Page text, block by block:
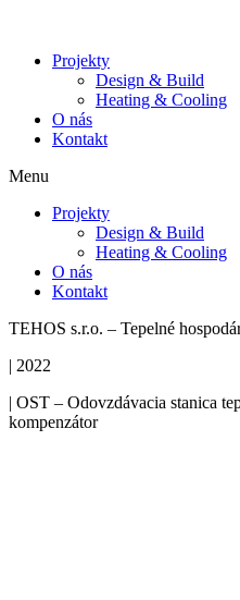
Projekty
Design & Build
Heating & Cooling
O nás
Kontakt
Menu
Projekty
Design & Build
Heating & Cooling
O nás
Kontakt
TEHOS s.r.o. – Tepelné
| 2022
| OST – Odovzdávacia stanica
kompenzátor